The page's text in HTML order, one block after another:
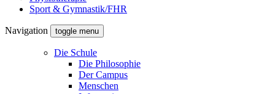
Sport & Gymnastik/FHR
Navigation toggle menu
Die Schule
Die Philosophie
Der Campus
Menschen